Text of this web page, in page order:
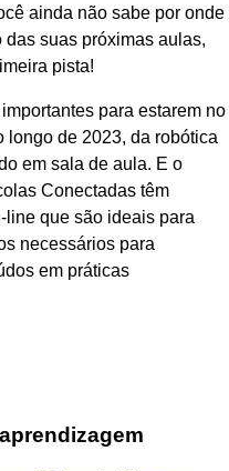
ainda não sabe por onde
suas próximas aulas,
pista!
para estarem no
longo de 2023, da robótica
em sala de aula. E o
Conectadas têm
line que são ideais para
necessários para
em práticas